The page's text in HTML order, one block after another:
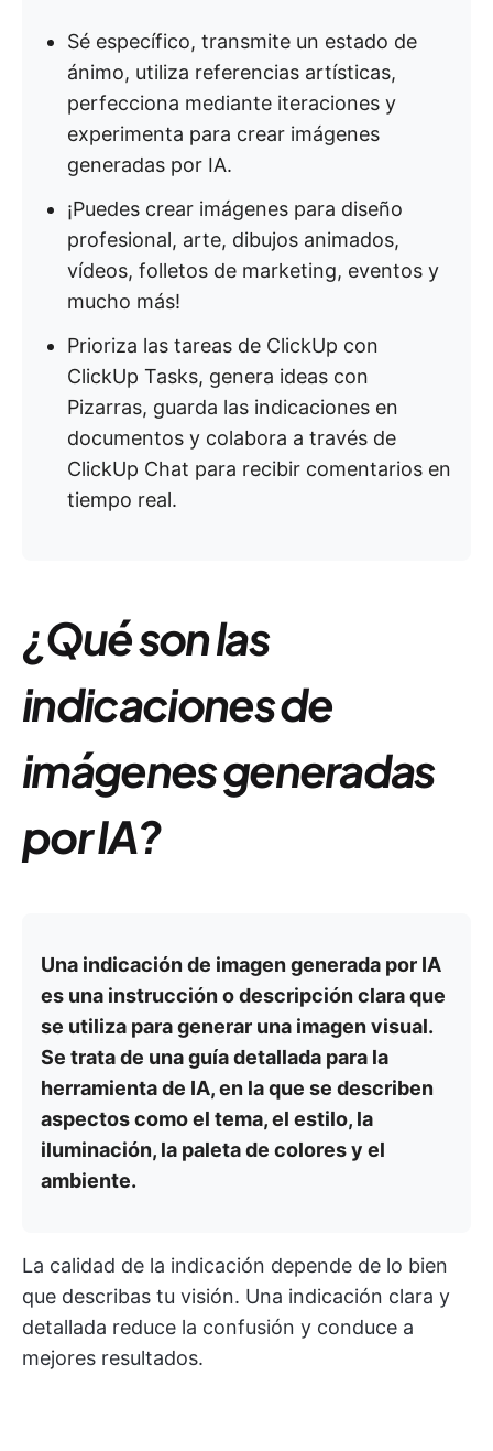
Sé específico, transmite un estado de
ánimo, utiliza referencias artísticas,
perfecciona mediante iteraciones y
experimenta para crear imágenes
generadas por IA.
¡Puedes crear imágenes para diseño
profesional, arte, dibujos animados,
vídeos, folletos de marketing, eventos y
mucho más!
Prioriza las tareas de ClickUp con
ClickUp Tasks, genera ideas con
Pizarras, guarda las indicaciones en
documentos y colabora a través de
ClickUp Chat para recibir comentarios en
tiempo real.
¿Qué son las
indicaciones de
imágenes generadas
por IA?
Una indicación de imagen generada por IA
es una instrucción o descripción clara que
se utiliza para generar una imagen visual.
Se trata de una guía detallada para la
herramienta de IA, en la que se describen
aspectos como el tema, el estilo, la
iluminación, la paleta de colores y el
ambiente.
La calidad de la indicación depende de lo bien
que describas tu visión. Una indicación clara y
detallada reduce la confusión y conduce a
mejores resultados.